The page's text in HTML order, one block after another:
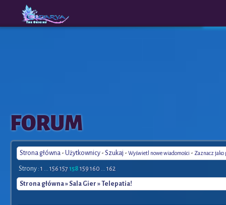
The
Origins
FORUM
Strona główna - Użytkownicy - Szukaj - Wyświetl nowe wiadomości - Zaznacz jako
Strony : 1 ... 156 157 158 159 160 ... 162
Strona główna» Sala Gier » Telepatia!